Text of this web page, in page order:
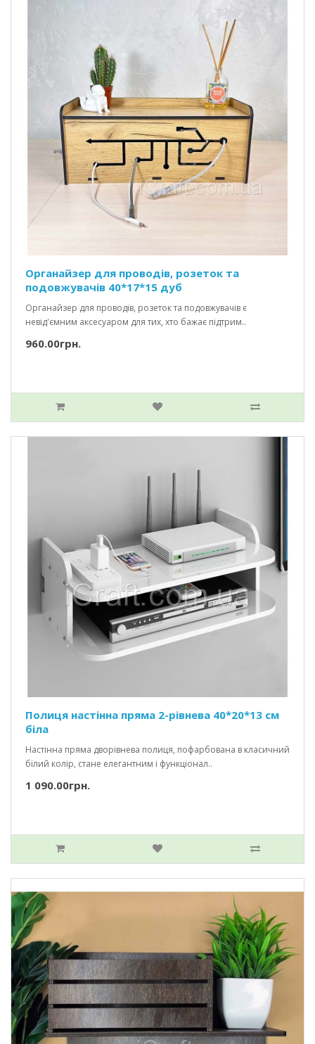
Органайзер для проводів, розеток та
подовжувачів 40*17*15 дуб
Органайзер для проводів, розеток та подовжувачів є
невід'ємним аксесуаром для тих, хто бажає підтрим..
960.00грн.
Полиця настінна пряма 2-рівнева 40*20*13 см
біла
Настінна пряма дворівнева полиця, пофарбована в класичний
білий колір, стане елегантним і функціонал..
1 090.00грн.